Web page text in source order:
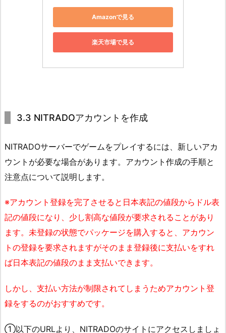
Amazonで見る
楽天市場で見る
3.3 NITRADOアカウントを作成
NITRADOサーバーでゲームをプレイするには、新しいアカ
ウントが必要な場合があります。アカウント作成の手順と
注意点について説明します。
※アカウント登録を完了させると日本表記の値段からドル表
記の値段になり、少し割高な値段が要求されることがあり
ます。未登録の状態でパッケージを購入すると、アカウン
トの登録を要求されますがそのまま登録後に支払いをすれ
ば日本表記の値段のまま支払いできます。
しかし、支払い方法が制限されてしまうためアカウント登
録をするのがおすすめです。
①以下のURLより、NITRADOのサイトにアクセスしましょ